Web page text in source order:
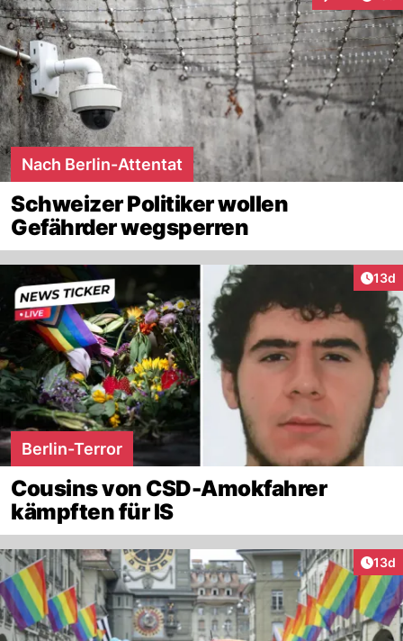
Nach Berlin-Attentat
Schweizer Politiker wollen
Gefährder wegsperren
13d
Berlin-Terror
Cousins von CSD-Amokfahrer
kämpften für IS
13d